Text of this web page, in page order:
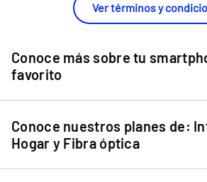
Ver términos y
Conoce más sobre tu
favorito
Chip Entel
Apple iPhone 11
Apple iPhone 12 Mini
Conoce nuestros planes de:
Hogar y Fibra óptica
Internet Hogar